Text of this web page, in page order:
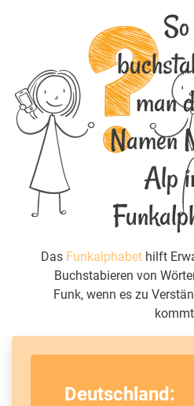
So
man
Namen
Alp
Das Funkalphabet hilft
Buchstabieren von
Funk, wenn es zu
Deutschland: